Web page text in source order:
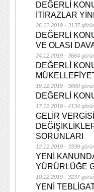
DEĞERLİ
İTİRAZLAR
26.12.2019 - 3137
DEĞERLİ
VE OLASI
24.12.2019 - 3664
DEĞERLİ
19.12.2019 - 3660
DEĞERLİ
17.12.2019 - 4134
GELİR
SORUNLARI
12.12.2019 - 3339
YENİ
YÜRÜRLÜĞE
10.12.2019 - 3237
YENİ